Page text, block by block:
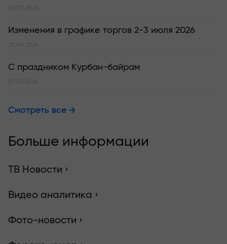
02.07.2026
Изменения в графике торгов 2-3 июля 2026
30.06.2026
С праздником Курбан-байрам
27.05.2026
Смотреть все
Больше информации
ТВ Новости ›
Видео аналитика ›
Фото-новости ›